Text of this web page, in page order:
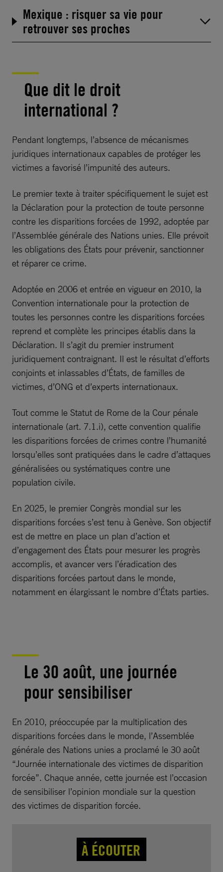
Mexique : risquer sa vie pour
retrouver ses proches
Que dit le droit
international ?
Pendant longtemps, l’absence de mécanismes
juridiques internationaux capables de protéger les
victimes a favorisé l’impunité des auteurs.
Le premier texte à traiter spécifiquement le sujet est
la Déclaration pour la protection de toute personne
contre les disparitions forcées de 1992, adoptée par
l’Assemblée générale des Nations unies. Elle prévoit
les obligations des États pour prévenir, sanctionner
et réparer ce crime.
Adoptée en 2006 et entrée en vigueur en 2010, la
Convention internationale pour la protection de
toutes les personnes contre les disparitions forcées
reprend et complète les principes établis dans la
Déclaration. Il s’agit du premier instrument
juridiquement contraignant. Il est le résultat d’efforts
conjoints et inlassables d’États, de familles de
victimes, d’ONG et d’experts internationaux.
Tout comme le Statut de Rome de la Cour pénale
internationale (art. 7.1.i), cette convention qualifie
les disparitions forcées de crimes contre l’humanité
lorsqu’elles sont pratiquées dans le cadre d’attaques
généralisées ou systématiques contre une
population civile.
En 2025, le premier Congrès mondial sur les
disparitions forcées s’est tenu à Genève. Son objectif
est de mettre en place un plan d’action et
d’engagement des États pour mesurer les progrès
accomplis, et avancer vers l’éradication des
disparitions forcées partout dans le monde,
notamment en élargissant le nombre d’États parties.
Le 30 août, une journée
pour sensibiliser
En 2010, préoccupée par la multiplication des
disparitions forcées dans le monde, l’Assemblée
générale des Nations unies a proclamé le 30 août
“Journée internationale des victimes de disparition
forcée”. Chaque année, cette journée est l’occasion
de sensibiliser l’opinion mondiale sur la question
des victimes de disparition forcée.
À ÉCOUTER